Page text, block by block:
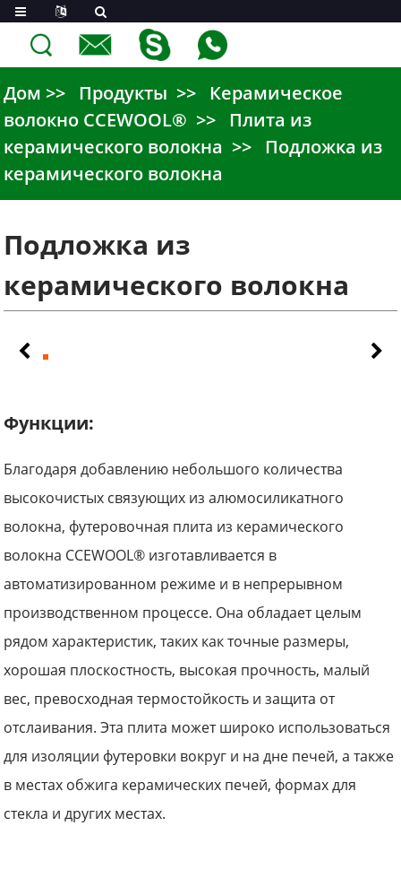
Дом Продукты
Керамическое
волокно CCEWOOL®
Плита из
керамического волокна
Подложка из
керамического волокна
Подложка из
керамического волокна
Функции:
Благодаря добавлению небольшого количества
высокочистых связующих из алюмосиликатного
волокна, футеровочная плита из керамического
волокна CCEWOOL® изготавливается в
автоматизированном режиме и в непрерывном
производственном процессе. Она обладает целым
рядом характеристик, таких как точные размеры,
хорошая плоскостность, высокая прочность, малый
вес, превосходная термостойкость и защита от
отслаивания. Эта плита может широко использоваться
для изоляции футеровки вокруг и на дне печей, а также
в местах обжига керамических печей, формах для
стекла и других местах.